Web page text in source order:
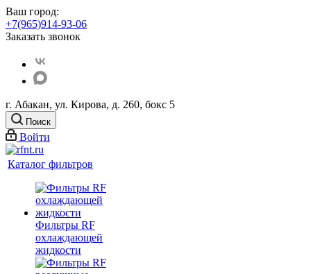
Ваш город:
+7(965)914-93-06
Заказать звонок
г. Абакан, ул. Кирова, д. 260, бокс 5
Поиск
Войти
Каталог фильтров
Фильтры RF
охлаждающей
жидкости